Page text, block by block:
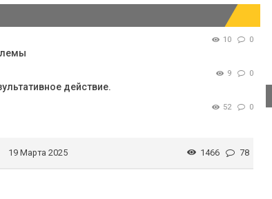
10 0
9 0
действие.
52 0
19 Марта 2025 1466 78